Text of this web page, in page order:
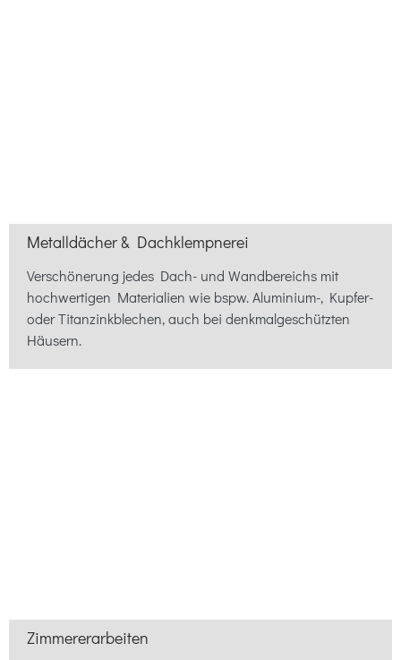
Metalldächer & Dachklempnerei
Verschönerung jedes Dach- und Wandbereichs mit
hochwertigen Materialien wie bspw. Aluminium-, Kupfer-
oder Titanzinkblechen, auch bei denkmalgeschützten
Häusern.
Zimmererarbeiten